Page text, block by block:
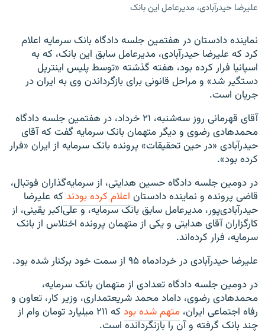
علیرضا حیدرآبادی، مدیرعامل این بانک
نماینده دادستان در هفتمین جلسه دادگاه بانک سرمایه اعلام
کرد که علیرضا حیدرآبادی، مدیرعامل سابق این بانک، که به
اسپانیا فرار کرده بود، هفته گذشته «توسط پلیس اینترپل
دستگیر شد» و مراحل قانونی برای بازگرداندن وی به ایران در
جریان است.
آقای قهرمانی روز سه‌شنبه، ۲۱ خرداد، در هفتمین جلسه دادگاه
محمدهادی رضوی و دیگر متهمان بانک سرمایه گفت که آقای
حیدرآبادی «در حین تحقیقات» پرونده بانک سرمایه از ایران «فرار
کرده بود».
در دومین جلسه دادگاه حسین هدایتی، از سرمایه‌گذاران فوتبال،
قاضی پرونده و نماینده دادستان اعلام کرده بودند که علیرضا
حیدرآبادی‌پور، مدیرعامل سابق بانک سرمایه، و علی‌اکبر یقینی، از
کارگزاران آقای هدایتی و یکی از متهمان پرونده اختلاس از بانک
سرمایه، فرار کرده‌اند.
علیرضا حیدرآبادی در خردادماه ۹۵ از سمت خود برکنار شده بود.
در دومین جلسه دادگاه تعدادی از متهمان بانک سرمایه،
محمدهادی رضوی، داماد محمد شریعتمداری، وزیر کار، تعاون و
رفاه اجتماعی ایران، متهم شده بود
که ۲۱۱ میلیارد تومان وام از
چند بانک گرفته و آن را بازنگردانده است.